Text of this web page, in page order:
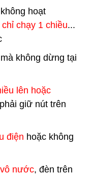
hoạt
chạy 1 chiều...
mà không dừng tại
lên hoặc
giữ nút trên
điện hoặc không
nước, đèn trên